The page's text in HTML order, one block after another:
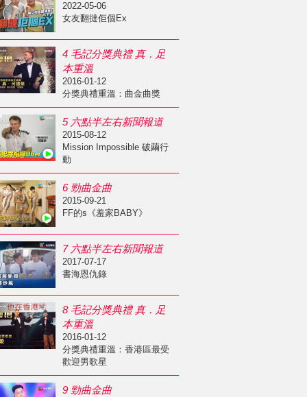
2022-05-06
女友翻撻佢個Ex
4 毛記分獎典禮 真．足
本重溫
2016-01-12
分獎典禮重溫：曲金曲獎
5 六點半左右新聞報道
2015-08-12
Mission Impossible 破繭行
動
6 勁曲金曲
2015-09-21
FF的s《羞家BABY》
7 六點半左右新聞報道
2017-07-17
書海恩仇錄
8 毛記分獎典禮 真．足
本重溫
2016-01-12
分獎典禮重溫：香港區最受
歡迎男歌星
9 勁曲金曲